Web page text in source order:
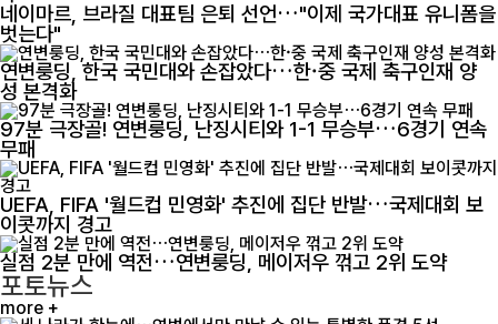
네이마르, 브라질 대표팀 은퇴 선언…"이제 국가대표 유니폼을
벗는다"
연변룽딩, 한국 국민대와 손잡았다…한·중 국제 축구인재 양
성 본격화
97분 극장골! 연변룽딩, 난징시티와 1-1 무승부…6경기 연속
무패
UEFA, FIFA '월드컵 민영화' 추진에 집단 반발…국제대회 보
이콧까지 경고
실점 2분 만에 역전…연변룽딩, 메이저우 꺾고 2위 도약
포토뉴스
more +